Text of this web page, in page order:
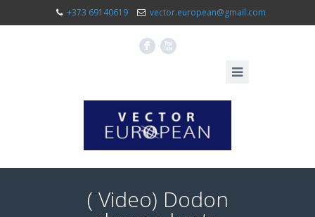
+373 69140619 vector.european@gmail.com
F X
( Video) Dodon